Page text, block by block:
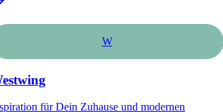
W
für Dein Zuhause und modernen